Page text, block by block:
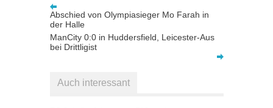
Abschied von Olympiasieger Mo Farah in
der Halle
ManCity 0:0 in Huddersfield, Leicester-Aus
bei Drittligist
Auch interessant